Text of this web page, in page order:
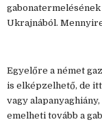
Ukrajnából.
Egyelőre a német
is elképzelhető, de
vagy
emelheti tovább a